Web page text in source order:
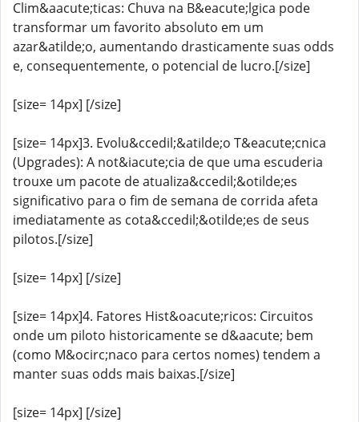
Clim&aacute;ticas: Chuva na B&eacute;lgica pode
transformar um favorito absoluto em um
azar&atilde;o, aumentando drasticamente suas odds
e, consequentemente, o potencial de lucro.[/size]
[size= 14px] [/size]
[size= 14px]3. Evolu&ccedil;&atilde;o T&eacute;cnica
(Upgrades): A not&iacute;cia de que uma escuderia
trouxe um pacote de atualiza&ccedil;&otilde;es
significativo para o fim de semana de corrida afeta
imediatamente as cota&ccedil;&otilde;es de seus
pilotos.[/size]
[size= 14px] [/size]
[size= 14px]4. Fatores Hist&oacute;ricos: Circuitos
onde um piloto historicamente se d&aacute; bem
(como M&ocirc;naco para certos nomes) tendem a
manter suas odds mais baixas.[/size]
[size= 14px] [/size]